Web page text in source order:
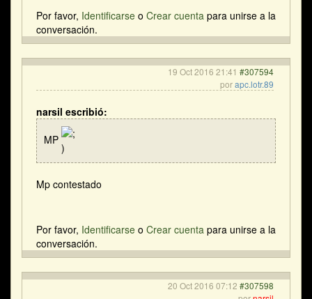
Por favor, Identificarse o Crear cuenta para unirse a la
conversación.
19 Oct 2016 21:41 #307594
porapc.lotr.89
narsil escribió:
MP
Mp contestado
Por favor, Identificarse o Crear cuenta para unirse a la
conversación.
20 Oct 2016 07:12 #307598